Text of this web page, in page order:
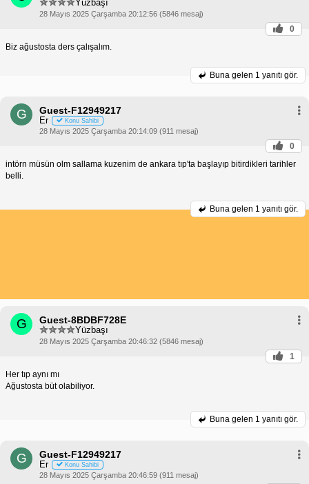
Yüzbaşı
28 Mayıs 2025 Çarşamba 20:12:56 (5846 mesaj)
0
Biz ağustosta ders çalışalım.
Buna gelen 1 yanıtı gör.
G Guest-F12949217
Er Konu Sahibi
28 Mayıs 2025 Çarşamba 20:14:09 (911 mesaj)
0
intörn müsün olm sallama kuzenim de ankara tıp'ta başlayıp bitirdikleri tarihler
belli.
Buna gelen 1 yanıtı gör.
G Guest-8BDBF728E
Yüzbaşı
28 Mayıs 2025 Çarşamba 20:46:32 (5846 mesaj)
1
Her tıp aynı mı
Ağustosta büt olabiliyor.
Buna gelen 1 yanıtı gör.
G Guest-F12949217
Er Konu Sahibi
28 Mayıs 2025 Çarşamba 20:46:59 (911 mesaj)